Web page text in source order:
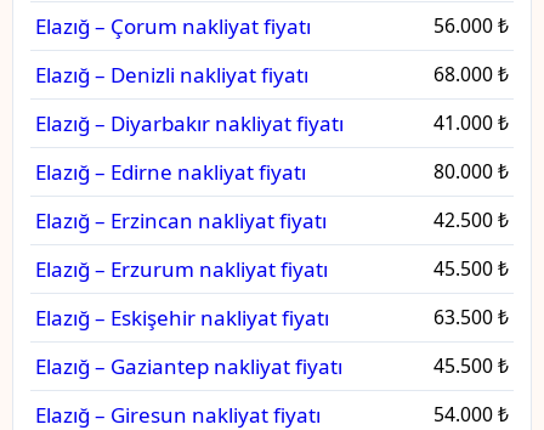
Elazığ – Çorum nakliyat fiyatı 56.000 ₺
Elazığ – Denizli nakliyat fiyatı 68.000 ₺
Elazığ – Diyarbakır nakliyat fiyatı 41.000 ₺
Elazığ – Edirne nakliyat fiyatı 80.000 ₺
Elazığ – Erzincan nakliyat fiyatı 42.500 ₺
Elazığ – Erzurum nakliyat fiyatı 45.500 ₺
Elazığ – Eskişehir nakliyat fiyatı 63.500 ₺
Elazığ – Gaziantep nakliyat fiyatı 45.500 ₺
Elazığ – Giresun nakliyat fiyatı 54.000 ₺